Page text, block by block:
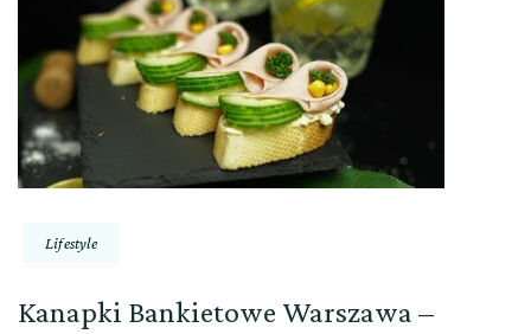
Lifestyle
Kanapki Bankietowe Warszawa –